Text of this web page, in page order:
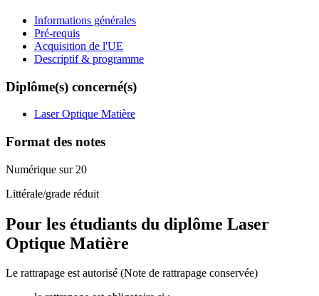
Informations générales
Pré-requis
Acquisition de l'UE
Descriptif & programme
Diplôme(s) concerné(s)
Laser Optique Matière
Format des notes
Numérique sur 20
Littérale/grade réduit
Pour les étudiants du diplôme Laser
Optique Matière
Le rattrapage est autorisé (Note de rattrapage conservée)